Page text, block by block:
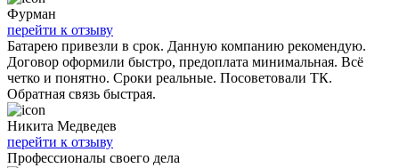
Фурман
перейти к отзыву
Батарею привезли в срок. Данную компанию рекомендую.
Договор оформили быстро, предоплата минимальная. Всё
четко и понятно. Сроки реальные. Посоветовали ТК.
Обратная связь быстрая.
Никита Медведев
перейти к отзыву
Профессионалы своего дела